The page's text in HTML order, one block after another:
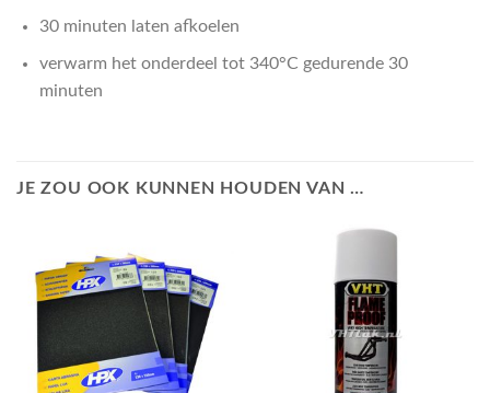
30 minuten laten afkoelen
verwarm het onderdeel tot 340°C gedurende 30
minuten
JE ZOU OOK KUNNEN HOUDEN VAN …